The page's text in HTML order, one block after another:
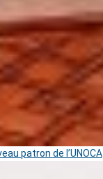
patron de l’UNOCA